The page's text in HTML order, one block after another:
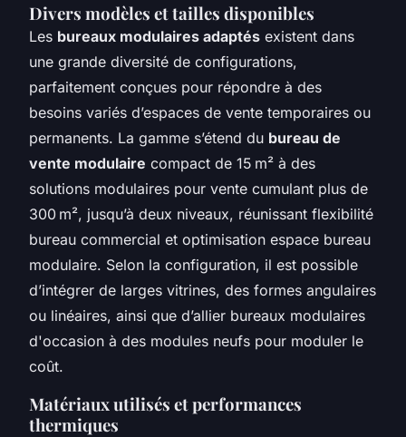
Divers modèles et tailles disponibles
Les bureaux modulaires adaptés existent dans
une grande diversité de configurations,
parfaitement conçues pour répondre à des
besoins variés d’espaces de vente temporaires ou
permanents. La gamme s’étend du bureau de
vente modulaire compact de 15 m² à des
solutions modulaires pour vente cumulant plus de
300 m², jusqu’à deux niveaux, réunissant flexibilité
bureau commercial et optimisation espace bureau
modulaire. Selon la configuration, il est possible
d’intégrer de larges vitrines, des formes angulaires
ou linéaires, ainsi que d’allier bureaux modulaires
d'occasion à des modules neufs pour moduler le
coût.
Matériaux utilisés et performances
thermiques